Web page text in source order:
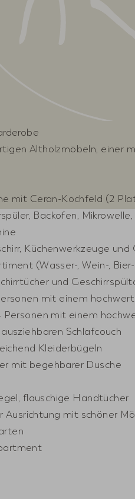
Altholzmöbeln, einer
mit Ceran-Kochfeld (2
Backofen,
Küchenwerkzeuge und
(Wasser-, Wein-,
und
mit einem
Personen mit einem
Schlafcouch
Kleiderbügeln
mit begehbarer Dusche
flauschige Handtücher
Ausrichtung mit schöner